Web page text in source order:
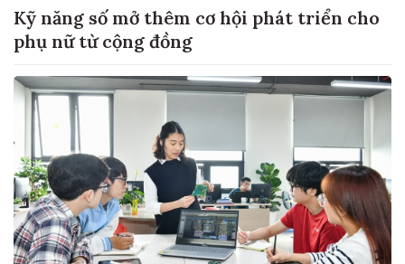
Kỹ năng số mở thêm cơ hội phát triển cho
phụ nữ từ cộng đồng